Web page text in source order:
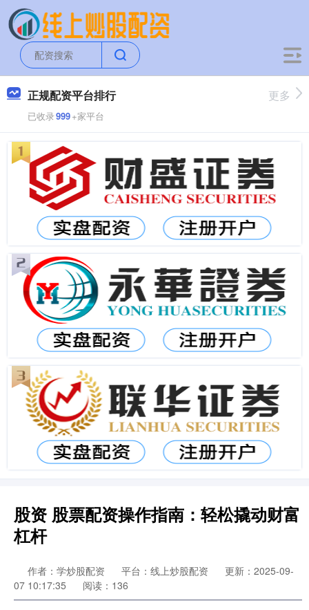
正规配资平台排行
已收录999+家平台
更多
股资 股票配资操作指南：轻松撬动财富
杠杆
作者：学炒股配资 平台：线上炒股配资
更新：2025-09-
07 10:17:35
阅读：136